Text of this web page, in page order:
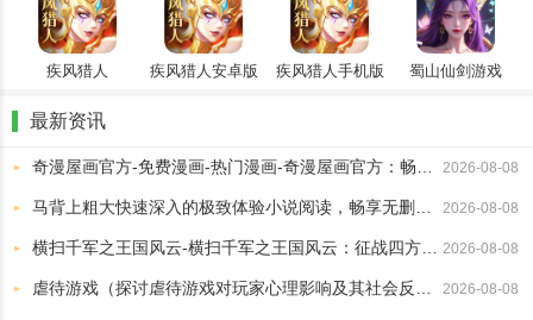
疾风猎人 疾风猎人安卓版 疾风猎人手机版 蜀山仙剑游戏
最新资讯
2026-08-08
2026-08-08
2026-08-08
2026-08-08